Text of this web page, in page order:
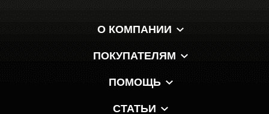
О КОМПАНИИ
ПОКУПАТЕЛЯМ
ПОМОЩЬ
СТАТЬИ